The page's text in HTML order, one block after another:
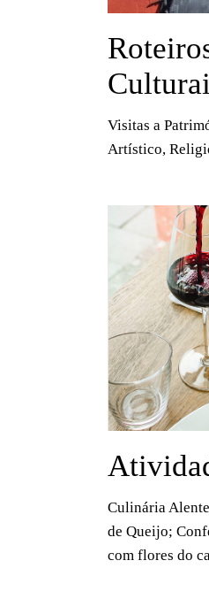
Visitas a
Artístico,
Culinária
de Queijo;
com flores do